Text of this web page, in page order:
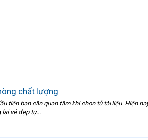
chất lượng
tiên bạn cần quan tâm khi chọn tủ tài liệu. Hiện
lại vẻ đẹp tự...